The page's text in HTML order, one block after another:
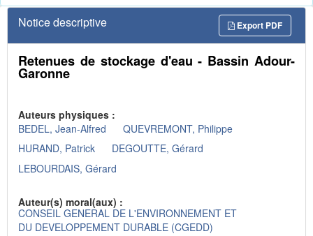
Notice descriptive Export PDF
Retenues de stockage d'eau - Bassin Adour-
Garonne
Auteurs physiques :
BEDEL, Jean-Alfred
QUEVREMONT, Philippe
HURAND, Patrick
DEGOUTTE, Gérard
LEBOURDAIS, Gérard
Auteur(s) moral(aux) :
CONSEIL GENERAL DE L'ENVIRONNEMENT ET
DU DEVELOPPEMENT DURABLE (CGEDD)